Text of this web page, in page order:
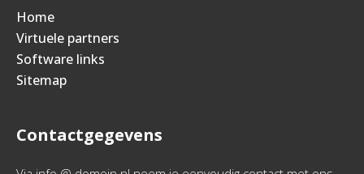
Home
Virtuele partners
Software links
Sitemap
Contactgegevens